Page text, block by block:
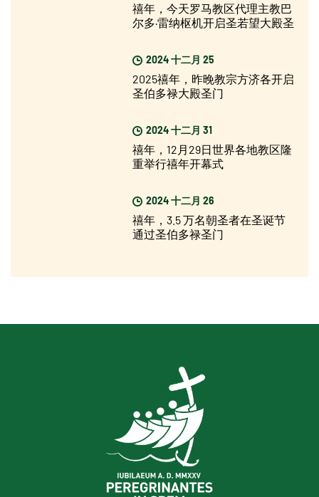
禧年，今天罗马教区代理主教巴
尔多·雷纳枢机开启圣若望大殿圣
门
2024 十二月 25
2025禧年，昨晚教宗方济各开启
圣伯多禄大殿圣门
2024 十二月 31
禧年，12月29日世界各地教区隆
重举行禧年开幕式
2024 十二月 26
禧年，3.5 万名朝圣者在圣诞节
通过圣伯多禄圣门